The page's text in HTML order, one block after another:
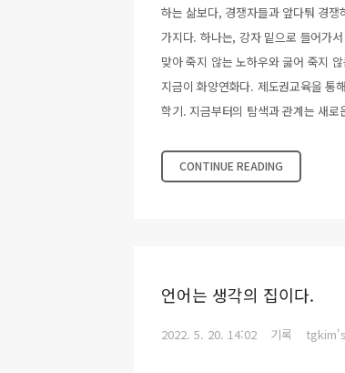
하는 삶보다, 경쟁자들과 앞다퉈 경
가지다. 하나는, 강자 밑으로 들어가
맞아 죽지 않는 노하우와 굻어 죽지
지금이 화양연화다. 제도권교육을 통
학기. 지금부터의 탐색과 관계는 새로
CONTINUE READING
언어는 생각의 집이다.
2022. 5. 20. 14:02 기록 tgkim's